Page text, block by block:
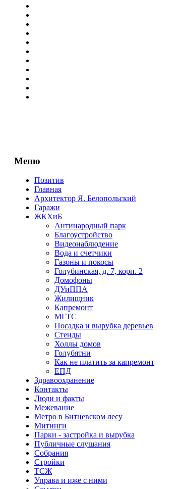
Меню
Позитив
Главная
Архитектор Я. Белопольский
Гаражи
ЖКХиБ
Антинародный парк
Благоустройство
Видеонаблюдение
Вода и счетчики
Газоны и покосы
Голубинская, д. 7, корп. 2
Домофоны
ДУиППА
Жилищник
Капремонт
МГТС
Посадка и вырубка деревьев
Стенды
Холлы домов
Голубятни
Как не платить за капремонт
ЕПД
Здравоохранение
Контакты
Люди и факты
Межевание
Метро в Битцевском лесу
Митинги
Парки - застройка и вырубка
Публичные слушания
Собрания
Стройки
ТСЖ
Управа и иже с ними